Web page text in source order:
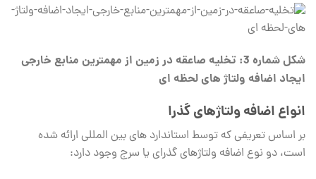
شکل شماره 3: تخلیه صاعقه در زمین از مهمترین منابع خارجی
ایجاد اضافه ولتاژ های لحظه ای
انواع اضافه ولتاژهای گذرا
بر اساس تعریفی که توسط استاندارد های بین المللی ارائه شده
است، دو نوع اضافه ولتاژهای گذرای یا سرج وجود دارد: